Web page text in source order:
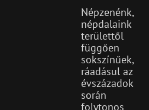
Népzenénk,
népdalaink
területtől
függően
sokszínűek,
ráadásul az
évszázadok
során
folytonos